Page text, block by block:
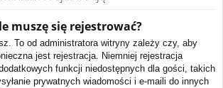
muszę się rejestrować?
To od administratora witryny zależy czy, aby
jest rejestracja. Niemniej rejestracja
funkcji niedostępnych dla gości, takich
prywatnych wiadomości i e-maili do innych